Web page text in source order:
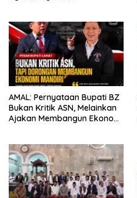
AMAL: Pernyataan Bupati BZ
Bukan Kritik ASN, Melainkan
Ajakan Membangun Ekonomi